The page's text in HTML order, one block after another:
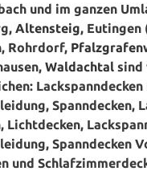
und im ganzen
Altensteig, Eutingen
Rohrdorf,
Waldachtal sind
Lackspanndecken
Spanndecken,
Lichtdecken,
Spanndecken
und